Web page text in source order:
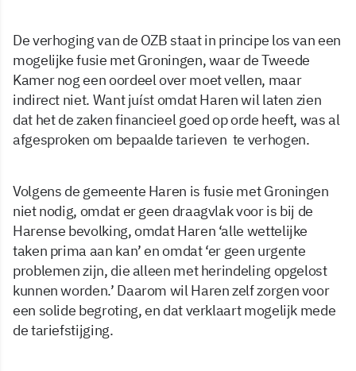
De verhoging van de OZB staat in principe los van een
mogelijke fusie met Groningen, waar de Tweede
Kamer nog een oordeel over moet vellen, maar
indirect niet. Want juíst omdat Haren wil laten zien
dat het de zaken financieel goed op orde heeft, was al
afgesproken om bepaalde tarieven te verhogen.
Volgens de gemeente Haren is fusie met Groningen
niet nodig, omdat er geen draagvlak voor is bij de
Harense bevolking, omdat Haren ‘alle wettelijke
taken prima aan kan’ en omdat ‘er geen urgente
problemen zijn, die alleen met herindeling opgelost
kunnen worden.’ Daarom wil Haren zelf zorgen voor
een solide begroting, en dat verklaart mogelijk mede
de tariefstijging.